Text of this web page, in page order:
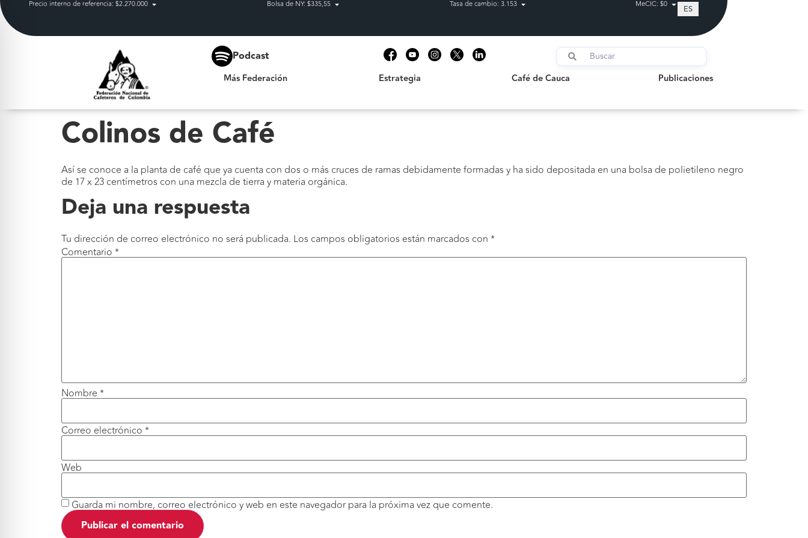
Precio interno de referencia: $2.270.000 Bolsa de NY: $335,55 Tasa de cambio: 3.153 MeCIC: $0 ES
Podcast
Más Federación Estrategia Café de Cauca Publicaciones
Publicaciones
Colinos de Café
Así se conoce a la planta de café que ya cuenta con dos o más cruces de ramas debidamente formadas y ha sido depositada en una bolsa de polietileno negro
de 17 x 23 centímetros con una mezcla de tierra y materia orgánica.
Deja una respuesta
Tu dirección de correo electrónico no será publicada. Los campos obligatorios están marcados con *
Comentario *
Nombre *
Correo electrónico *
Web
Guarda mi nombre, correo electrónico y web en este navegador para la próxima vez que comente.